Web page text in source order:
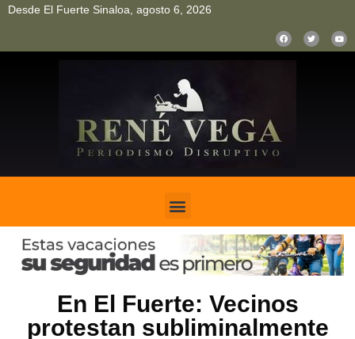
Desde El Fuerte Sinaloa, agosto 6, 2026
En El Fuerte: Vecinos
protestan subliminalmente